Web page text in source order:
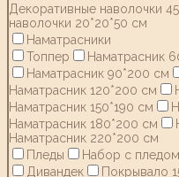
Декоративные наволочки
наволочки 20*20*50 см
Наматрасники
Топпер
Наматрасник
Наматрасник 90*200 см
Наматрасник 120*200 см
Наматрасник 150*190 см
Наматрасник 180*200 см
Наматрасник 220*200 см
Пледы
Набор с пледом
Дивандек
Покрывало